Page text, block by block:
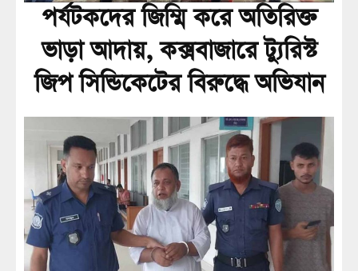
পর্যটকদের জিম্মি করে অতিরিক্ত
ভাড়া আদায়, কক্সবাজারে ট্যুরিস্ট
জিপ সিন্ডিকেটের বিরুদ্ধে অভিযান